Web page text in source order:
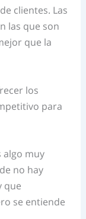
clientes. Las
las que son
que la
los
para
algo muy
no hay
que
se entiende